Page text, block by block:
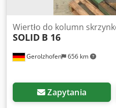
Gerolzhofen 656 km
Wiertło do kolumn
SOLID B 16
Zapytania